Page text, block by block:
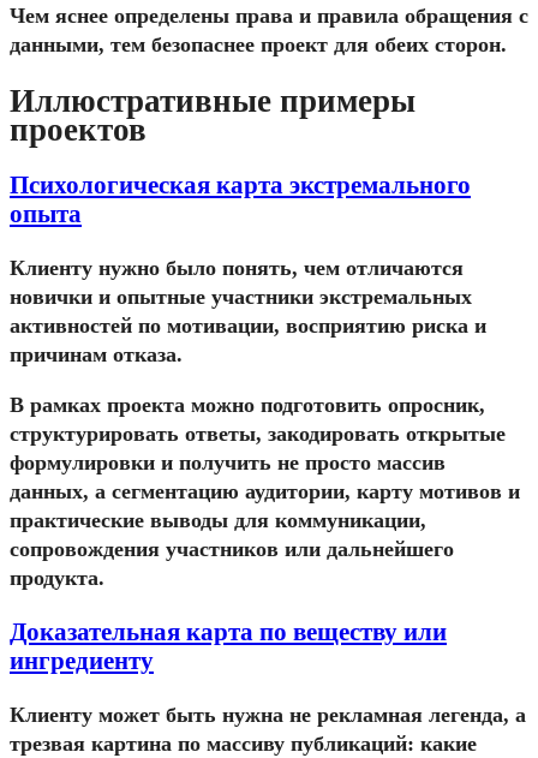
Чем яснее определены права и правила обращения с
данными, тем безопаснее проект для обеих сторон.
Иллюстративные примеры
проектов
Психологическая карта экстремального
опыта
Клиенту нужно было понять, чем отличаются
новички и опытные участники экстремальных
активностей по мотивации, восприятию риска и
причинам отказа.
В рамках проекта можно подготовить опросник,
структурировать ответы, закодировать открытые
формулировки и получить не просто массив
данных, а сегментацию аудитории, карту мотивов и
практические выводы для коммуникации,
сопровождения участников или дальнейшего
продукта.
Доказательная карта по веществу или
ингредиенту
Клиенту может быть нужна не рекламная легенда, а
трезвая картина по массиву публикаций: какие